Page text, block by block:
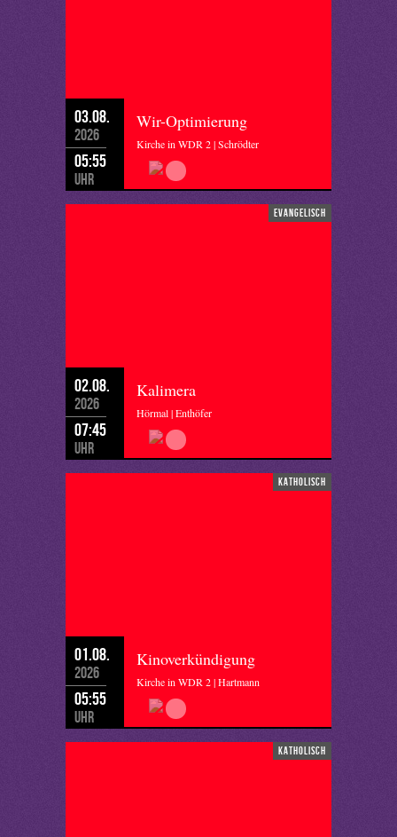
03.08.
2026
05:55
Uhr
Wir-Optimierung
Kirche in WDR 2 | Schrödter
evangelisch
02.08.
2026
07:45
Uhr
Kalimera
Hörmal | Enthöfer
katholisch
01.08.
2026
05:55
Uhr
Kinoverkündigung
Kirche in WDR 2 | Hartmann
katholisch